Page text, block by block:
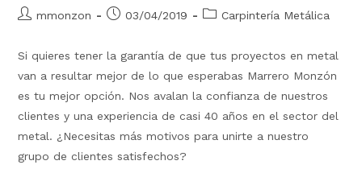
mmonzon 03/04/2019 Carpintería Metálica
Si quieres tener la garantía de que tus proyectos en metal
van a resultar mejor de lo que esperabas Marrero Monzón
es tu mejor opción. Nos avalan la confianza de nuestros
clientes y una experiencia de casi 40 años en el sector del
metal. ¿Necesitas más motivos para unirte a nuestro
grupo de clientes satisfechos?